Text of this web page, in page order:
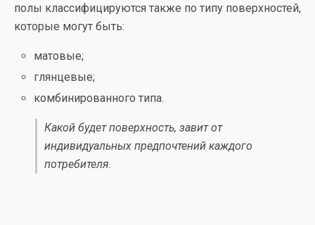
полы классифицируются также по типу поверхностей,
которые могут быть:
матовые;
глянцевые;
комбинированного типа.
Какой будет поверхность, завит от
индивидуальных предпочтений каждого
потребителя.